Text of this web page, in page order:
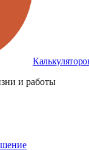
и работы